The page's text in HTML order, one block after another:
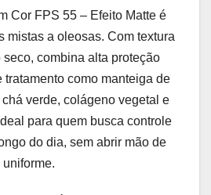
Cor FPS 55 – Efeito Matte é
mistas a oleosas. Com textura
seco, combina alta proteção
tratamento como manteiga de
verde, colágeno vegetal e
para quem busca controle
do dia, sem abrir mão de